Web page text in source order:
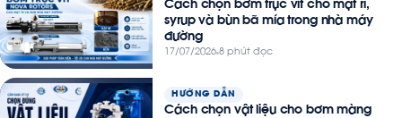
Cách chọn bơm trục vít cho mật rỉ,
syrup và bùn bã mía trong nhà máy
đường
17/07/2026 8 phút đọc
HƯỚNG DẪN
Cách chọn vật liệu cho bơm màng